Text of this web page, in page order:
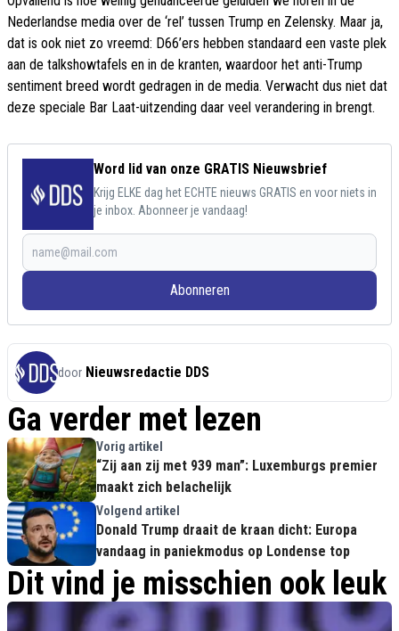
Nederlandse media over de ‘rel’ tussen Trump en Zelensky. Maar ja,
dat is ook niet zo vreemd: D66’ers hebben standaard een vaste plek
aan de talkshowtafels en in de kranten, waardoor het anti-Trump
sentiment breed wordt gedragen in de media. Verwacht dus niet dat
deze speciale Bar Laat-uitzending daar veel verandering in brengt.
Word lid van onze GRATIS Nieuwsbrief
Krijg ELKE dag het ECHTE nieuws GRATIS en voor niets in
je inbox. Abonneer je vandaag!
Abonneren
door Nieuwsredactie DDS
Ga verder met lezen
Vorig artikel
“Zij aan zij met 939 man”: Luxemburgs premier
maakt zich belachelijk
Volgend artikel
Donald Trump draait de kraan dicht: Europa
vandaag in paniekmodus op Londense top
Dit vind je misschien ook leuk